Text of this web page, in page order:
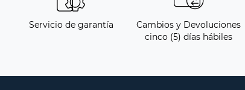
Servicio de garantía
Cambios y Devoluciones
cinco (5) días hábiles